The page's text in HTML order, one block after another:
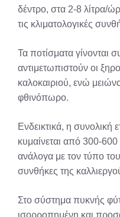
δέντρο, στα 2-8 λίτρα/
τις κλιματολογικές
Τα ποτίσματα γίνονται
αντιμετωπιστούν οι
καλοκαιριού, ενώ
φθινόπωρο.
Ενδεικτικά, η συνολική
κυμαίνεται από 300-
ανάλογα με τον τύπο του
συνθήκες της
Στο σύστημα πυκνής
ισορροπημένη και